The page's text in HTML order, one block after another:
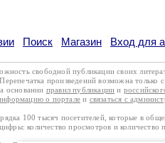
Поиск Магазин Вход для
свободной публикации своих
Перепечатка произведений возможна только
основании правил публикации и
о портале и связаться с
100 тысяч посетителей, которые в
количество просмотров и количество